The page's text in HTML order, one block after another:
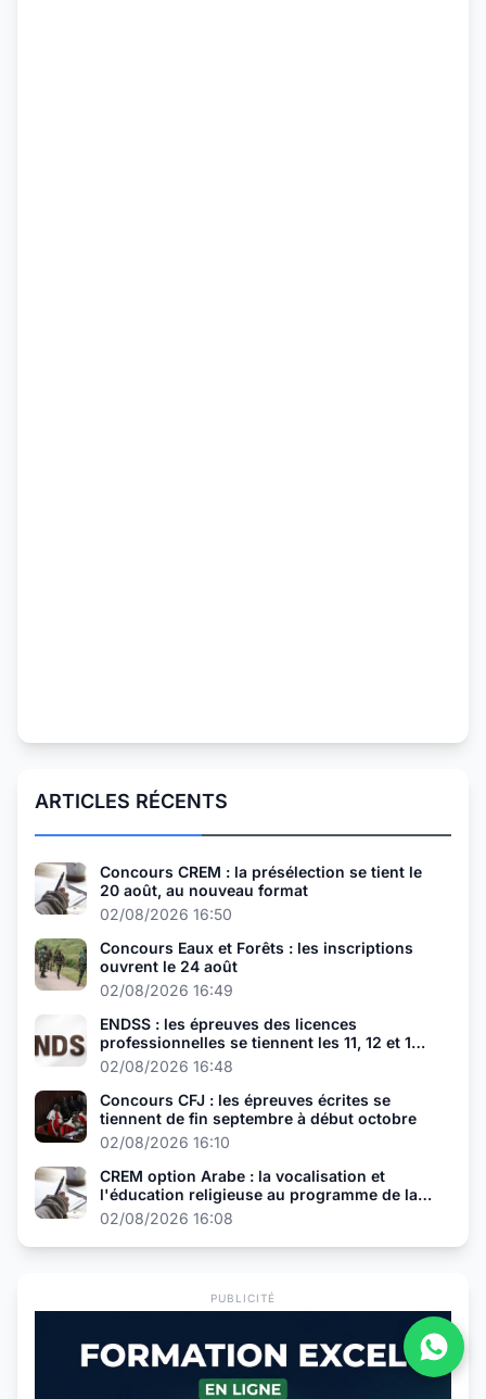
ARTICLES RÉCENTS
Concours CREM : la présélection se tient le
20 août, au nouveau format
02/08/2026 16:50
Concours Eaux et Forêts : les inscriptions
ouvrent le 24 août
02/08/2026 16:49
ENDSS : les épreuves des licences
professionnelles se tiennent les 11, 12 et 13
août
02/08/2026 16:48
Concours CFJ : les épreuves écrites se
tiennent de fin septembre à début octobre
02/08/2026 16:10
CREM option Arabe : la vocalisation et
l'éducation religieuse au programme de la
présélection
02/08/2026 16:08
PUBLICITÉ